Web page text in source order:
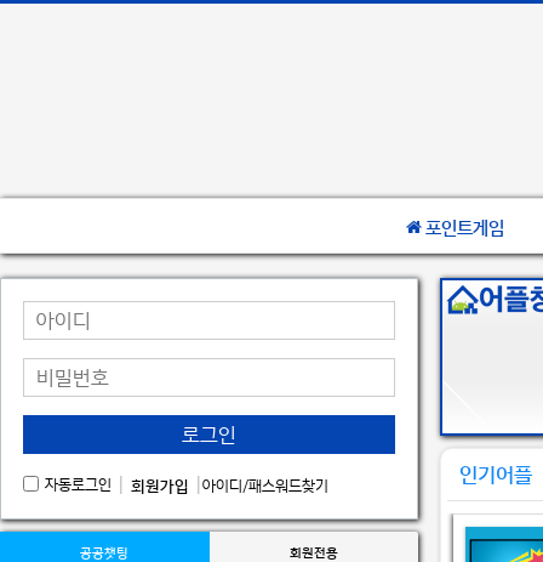
포인트게임
로그인
자동로그인 회원가입 아이디/패스워드찾기
공공챗팅 회원전용
인기어플